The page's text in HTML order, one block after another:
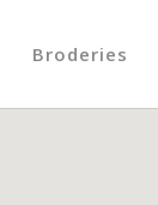
Broderies